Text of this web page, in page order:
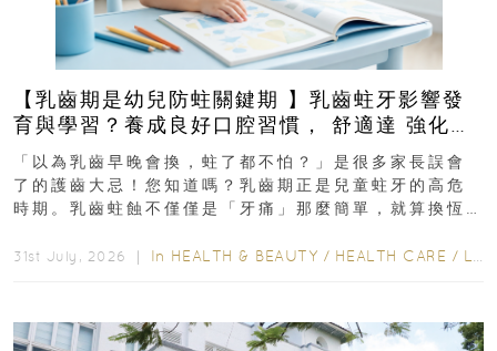
【乳齒期是幼兒防蛀關鍵期 】乳齒蛀牙影響發
育與學習？養成良好口腔習慣， 舒適達 強化琺
瑯質 兒童牙膏防護指南
「以為乳齒早晚會換，蛀了都不怕？」是很多家長誤會
了的護齒大忌！您知道嗎？乳齒期正是兒童蛀牙的高危
時期。乳齒蛀蝕不僅僅是「牙痛」那麼簡單，就算換恆
31st July, 2026 ｜ In HEALTH & BEAUTY / HEALTH CARE / LIFESTYLE